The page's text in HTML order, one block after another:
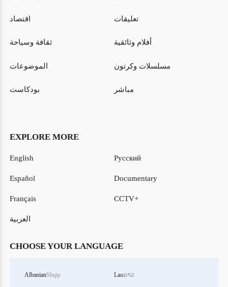
اقتصاد تعليقات
ثقافة وسياحة أفلام وثائقية
الموضوعات مسلسلات وكرتون
بودكاست مباشر
EXPLORE MORE
English
Español
Français
العربية
Русский
Documentary
CCTV+
CHOOSE YOUR LANGUAGE
AlbanianShqip Laoລາວ